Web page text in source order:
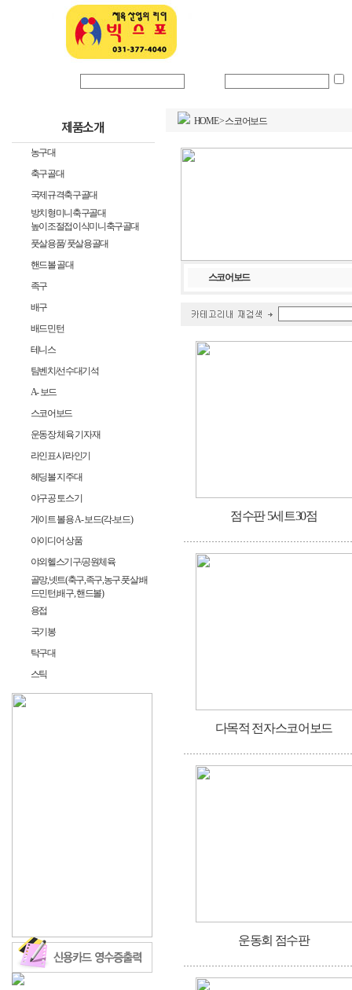
제품소개
농구대
축구골대
국제규격축구골대
방치형미니축구골대
높이조절접이식미니축구골대
풋살용품/ 풋살용골대
핸드볼 골대
족구
배구
배드민턴
테니스
팀벤치/선수대기석
A- 보드
스코어보드
운동장 체육 기자재
라인표시/라인기
헤딩볼 지주대
야구공 토스기
게이트 볼용 A- 보드(각-보드)
아이디어 상품
야외헬스기구/공원체육
골망,넷트(축구,족구,농구.풋살.배
드민턴,배구, 핸드볼)
용접
국기봉
탁구대
스틱
HOME>스코어보드
스코어보드
점수판 5세트30점
다목적 전자스코어보드
운동회 점수판